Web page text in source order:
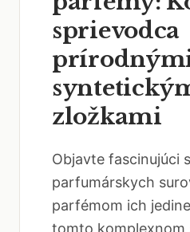
sprievodca
zložkami
Objavte fascinujúci
parfumárskych
parfémom ich
tomto komplexnom